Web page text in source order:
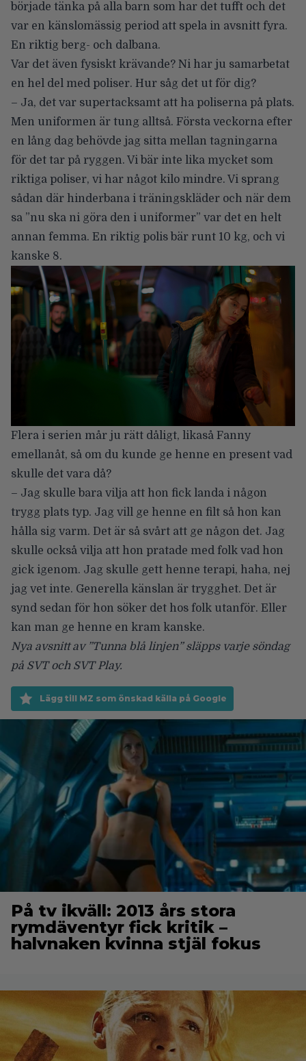
började tänka på alla barn som har det tufft och det
var en känslomässig period att spela in avsnitt fyra.
En riktig berg- och dalbana.
Var det även fysiskt krävande? Ni har ju samarbetat
en hel del med poliser. Hur såg det ut för dig?
– Ja, det var supertacksamt att ha poliserna på plats.
Men uniformen är tung alltså. Första veckorna efter
en lång dag behövde jag sitta mellan tagningarna
för det tar på ryggen. Vi bär inte lika mycket som
riktiga poliser, vi har något kilo mindre. Vi sprang
sådan där hinderbana i träningskläder och när dem
sa ”nu ska ni göra den i uniformer” var det en helt
annan femma. En riktig polis bär runt 10 kg, och vi
kanske 8.
Flera i serien mår ju rätt dåligt, likaså Fanny
emellanåt, så om du kunde ge henne en present vad
skulle det vara då?
– Jag skulle bara vilja att hon fick landa i någon
trygg plats typ. Jag vill ge henne en filt så hon kan
hålla sig varm. Det är så svårt att ge någon det. Jag
skulle också vilja att hon pratade med folk vad hon
gick igenom. Jag skulle gett henne terapi, haha, nej
jag vet inte. Generella känslan är trygghet. Det är
synd sedan för hon söker det hos folk utanför. Eller
kan man ge henne en kram kanske.
Nya avsnitt av ”Tunna blå linjen” släpps varje söndag
på SVT och SVT Play.
Lägg till MZ som önskad källa på Google
På tv ikväll: 2013 års stora
rymdäventyr fick kritik –
halvnaken kvinna stjäl fokus